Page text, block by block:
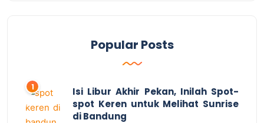
Popular Posts
Isi Libur Akhir Pekan, Inilah Spot-
spot Keren untuk Melihat Sunrise
di Bandung